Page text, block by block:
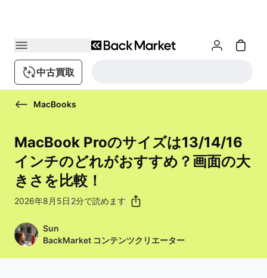
中古買取
MacBooks
MacBook Proのサイズは13/14/16
インチのどれがおすすめ？画面の大
きさを比較！
2026年8月5日 2分で読めます
Sun
BackMarket コンテンツクリエーター